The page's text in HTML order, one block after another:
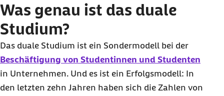
Das duale Studium in Deutschland –
Kombination aus Theorie und Praxis
Welche Formen des dualen Studiums gibt es?
Voraussetzungen und Pflichten für ein duales
Studium – das kommt auf Arbeitgeber zu
Gibt es eine Versicherungspflicht für das duale
Was genau ist das duale
Studium?
Das duale Studium ist ein Sondermodell bei der
Beschäftigung von Studentinnen und Studenten
in Unternehmen. Und es ist ein Erfolgsmodell: In
den letzten zehn Jahren haben sich die Zahlen von